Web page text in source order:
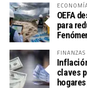
OEFA
para
FINANZAS
claves